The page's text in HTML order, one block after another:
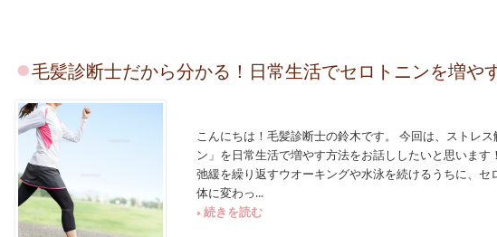
毛髪診断士だから分かる！日常生活でセロトニンを増や
こんにちは！毛髪診断士の鈴木です。 今回は、ストレ
ン」を日常生活で増やす方法をお話ししたいと思いま
弛緩を繰り返すウオーキングや水泳を続けるうちに、セ
体に変わっ...
» 続きを読む